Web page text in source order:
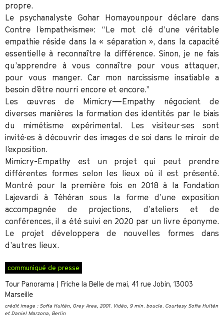
propre.
Le psychanalyste Gohar Homayounpour déclare dans
Contre l’empath«isme»: “Le mot clé d’une véritable
empathie réside dans la « séparation », dans la capacité
essentielle à reconnaître la différence. Sinon, je ne fais
qu’apprendre à vous connaître pour vous attaquer,
pour vous manger. Car mon narcissisme insatiable a
besoin d’être nourri encore et encore.”
Les œuvres de Mimicry—Empathy négocient de
diverses manières la formation des identités par le biais
du mimétisme expérimental. Les visiteur·ses sont
invité·es à découvrir des images de soi dans le miroir de
l’exposition.
Mimicry-Empathy est un projet qui peut prendre
différentes formes selon les lieux où il est présenté.
Montré pour la première fois en 2018 à la Fondation
Lajevardi à Téhéran sous la forme d’une exposition
accompagnée de projections, d’ateliers et de
conférences, il a été suivi en 2020 par un livre éponyme.
Le projet développera de nouvelles formes dans
d’autres lieux.
communiqué de presse
Tour Panorama | Friche la Belle de mai, 41 rue Jobin, 13003
Marseille
crédit image : Sofia Hultén, Grey Area, 2001. Vidéo, 9 min. boucle. Courtesy Sofia Hultén
et Daniel Marzona, Berlin